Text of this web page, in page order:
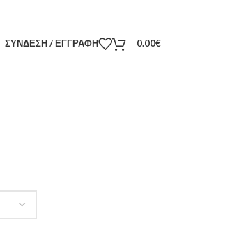
ΣΥΝΔΕΣΗ / ΕΓΓΡΑΦΗ 0.00€